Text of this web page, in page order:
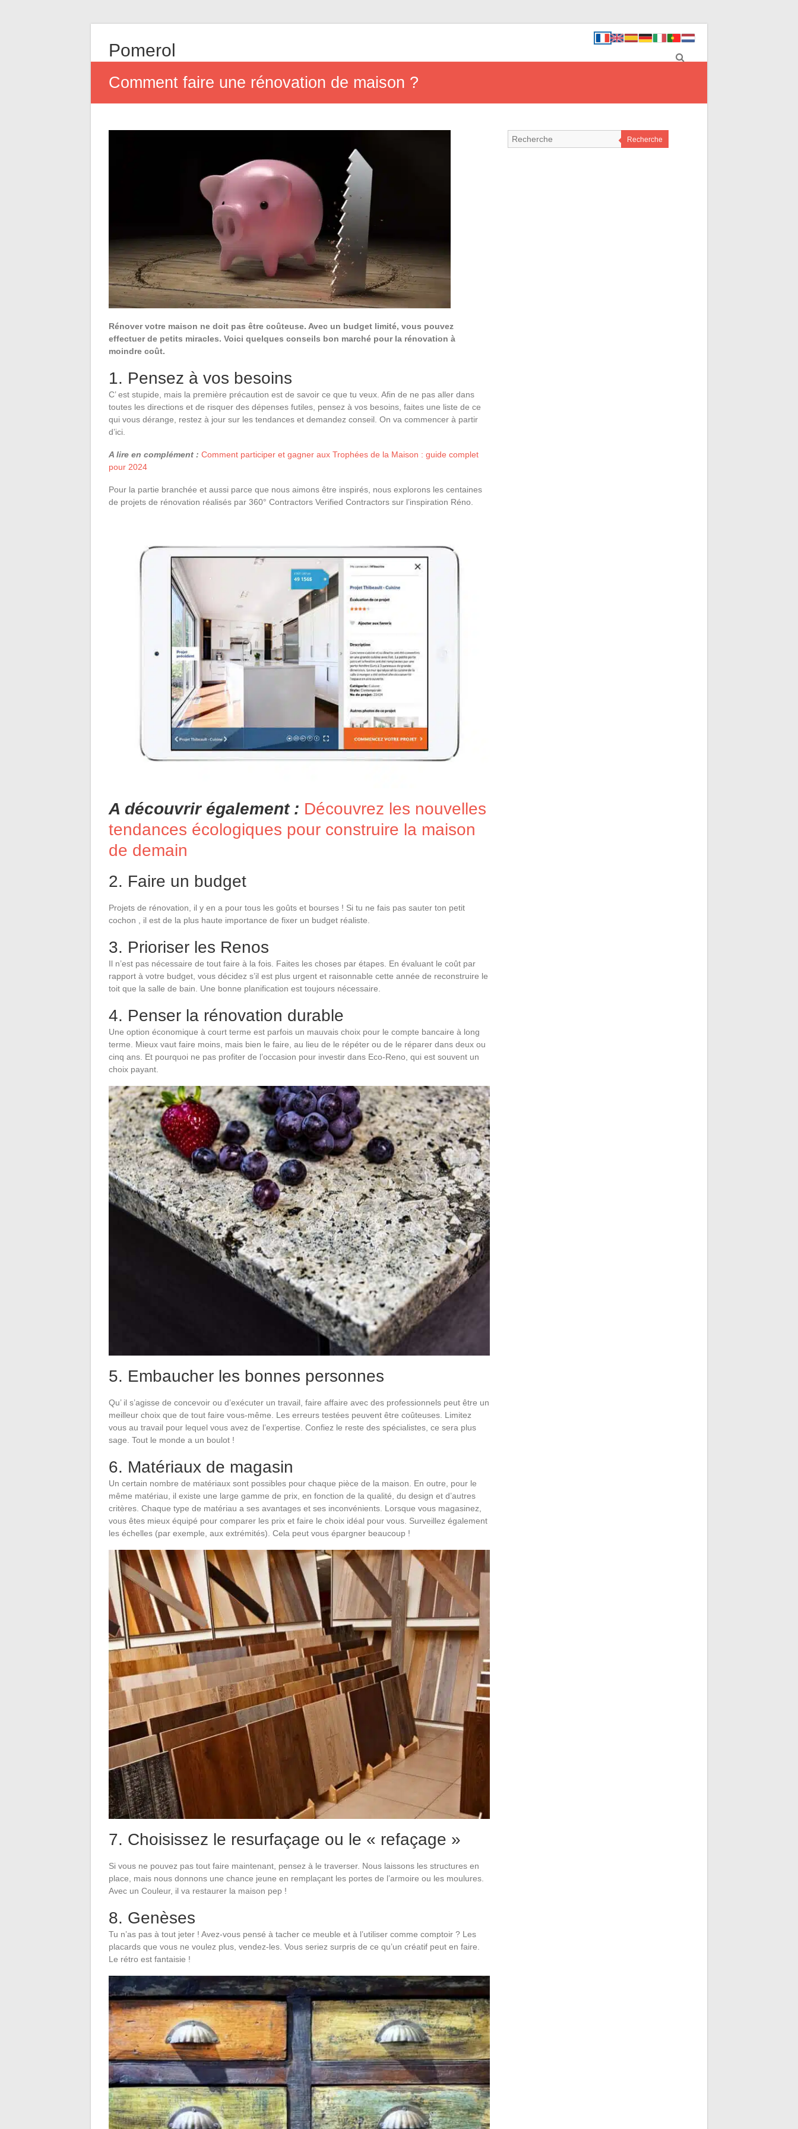
Pomerol
Comment faire une rénovation de maison ?
Rénover votre maison ne doit pas être coûteuse. Avec un budget limité, vous pouvez
effectuer de petits miracles. Voici quelques conseils bon marché pour la rénovation à
moindre coût.
1. Pensez à vos besoins
C’ est stupide, mais la première précaution est de savoir ce que tu veux. Afin de ne pas aller dans
toutes les directions et de risquer des dépenses futiles, pensez à vos besoins, faites une liste de ce
qui vous dérange, restez à jour sur les tendances et demandez conseil. On va commencer à partir
d’ici.
A lire en complément : Comment participer et gagner aux Trophées de la Maison : guide complet
pour 2024
Pour la partie branchée et aussi parce que nous aimons être inspirés, nous explorons les centaines
de projets de rénovation réalisés par 360° Contractors Verified Contractors sur l’inspiration Réno.
A découvrir également : Découvrez les nouvelles
tendances écologiques pour construire la maison
de demain
2. Faire un budget
Projets de rénovation, il y en a pour tous les goûts et bourses ! Si tu ne fais pas sauter ton petit
cochon , il est de la plus haute importance de fixer un budget réaliste.
3. Prioriser les Renos
Il n’est pas nécessaire de tout faire à la fois. Faites les choses par étapes. En évaluant le coût par
rapport à votre budget, vous décidez s’il est plus urgent et raisonnable cette année de reconstruire le
toit que la salle de bain. Une bonne planification est toujours nécessaire.
4. Penser la rénovation durable
Une option économique à court terme est parfois un mauvais choix pour le compte bancaire à long
terme. Mieux vaut faire moins, mais bien le faire, au lieu de le répéter ou de le réparer dans deux ou
cinq ans. Et pourquoi ne pas profiter de l’occasion pour investir dans Eco-Reno, qui est souvent un
choix payant.
5. Embaucher les bonnes personnes
Qu’ il s’agisse de concevoir ou d’exécuter un travail, faire affaire avec des professionnels peut être un
meilleur choix que de tout faire vous-même. Les erreurs testées peuvent être coûteuses. Limitez
vous au travail pour lequel vous avez de l’expertise. Confiez le reste des spécialistes, ce sera plus
sage. Tout le monde a un boulot !
6. Matériaux de magasin
Un certain nombre de matériaux sont possibles pour chaque pièce de la maison. En outre, pour le
même matériau, il existe une large gamme de prix, en fonction de la qualité, du design et d’autres
critères. Chaque type de matériau a ses avantages et ses inconvénients. Lorsque vous magasinez,
vous êtes mieux équipé pour comparer les prix et faire le choix idéal pour vous. Surveillez également
les échelles (par exemple, aux extrémités). Cela peut vous épargner beaucoup !
7. Choisissez le resurfaçage ou le « refaçage »
Si vous ne pouvez pas tout faire maintenant, pensez à le traverser. Nous laissons les structures en
place, mais nous donnons une chance jeune en remplaçant les portes de l’armoire ou les moulures.
Avec un Couleur, il va restaurer la maison pep !
8. Genèses
Tu n’as pas à tout jeter ! Avez-vous pensé à tacher ce meuble et à l’utiliser comme comptoir ? Les
placards que vous ne voulez plus, vendez-les. Vous seriez surpris de ce qu’un créatif peut en faire.
Le rétro est fantaisie !
Recherche